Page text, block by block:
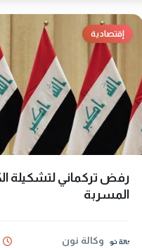
إقتصادية
رفض تركماني لتشكيلة
المسربة
وكالة نون